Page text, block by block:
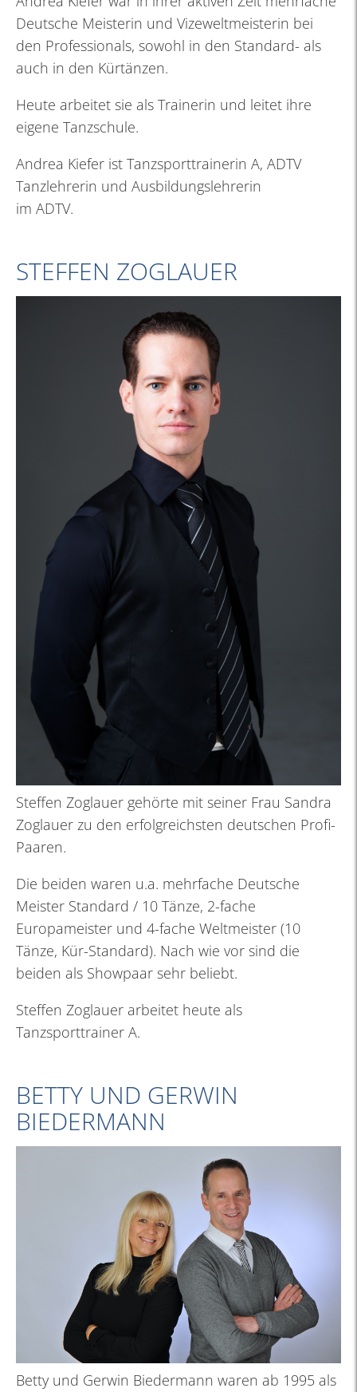
Deutsche Meisterin und Vizeweltmeisterin bei
den Professionals, sowohl in den Standard- als
auch in den Kürtänzen.
Heute arbeitet sie als Trainerin und leitet ihre
eigene Tanzschule.
Andrea Kiefer ist Tanzsporttrainerin A, ADTV
Tanzlehrerin und Ausbildungslehrerin
im ADTV.
STEFFEN ZOGLAUER
Steffen Zoglauer gehörte mit seiner Frau Sandra
Zoglauer zu den erfolgreichsten deutschen Profi-
Paaren.
Die beiden waren u.a. mehrfache Deutsche
Meister Standard / 10 Tänze, 2-fache
Europameister und 4-fache Weltmeister (10
Tänze, Kür-Standard). Nach wie vor sind die
beiden als Showpaar sehr beliebt.
Steffen Zoglauer arbeitet heute als
Tanzsporttrainer A.
BETTY UND GERWIN
BIEDERMANN
Betty und Gerwin Biedermann waren ab 1995 als